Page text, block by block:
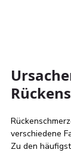
verschiedene
Zu den